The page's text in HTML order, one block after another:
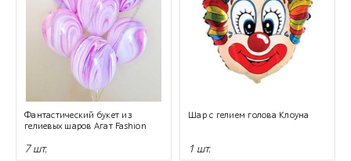
Фантастический букет из
гелиевых шаров Агат Fashion
7 шт.
Шар с гелием голова Клоуна
1 шт.